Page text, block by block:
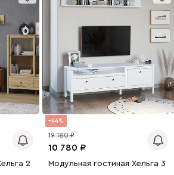
2 Дуб Артизан
44
10 780
19 180
Модульная гостиная Хельга 3